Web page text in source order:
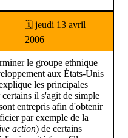
🗓 jeudi 13 avril
2006
le groupe ethnique
aux États-Unis
les principales
il s'agit de simple
entrepris afin d'obtenir
par exemple de la
action) de certains